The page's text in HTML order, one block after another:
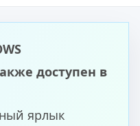
доступен в
ярлык